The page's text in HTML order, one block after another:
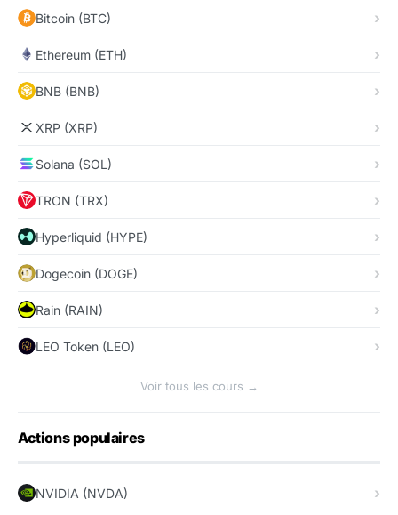
Bitcoin (BTC)
Ethereum (ETH)
BNB (BNB)
XRP (XRP)
Solana (SOL)
TRON (TRX)
Hyperliquid (HYPE)
Dogecoin (DOGE)
Rain (RAIN)
LEO Token (LEO)
Voir tous les cours →
Actions populaires
NVIDIA (NVDA)